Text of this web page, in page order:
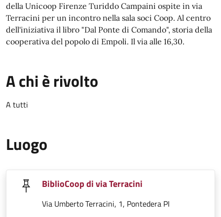
della Unicoop Firenze Turiddo Campaini ospite in via
Terracini per un incontro nella sala soci Coop. Al centro
dell'iniziativa il libro "Dal Ponte di Comando", storia della
cooperativa del popolo di Empoli. Il via alle 16,30.
A chi è rivolto
A tutti
Luogo
BiblioCoop di via Terracini
Via Umberto Terracini, 1, Pontedera PI